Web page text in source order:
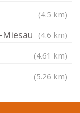
(4.5 km)
(4.6 km)
(4.61 km)
(5.26 km)